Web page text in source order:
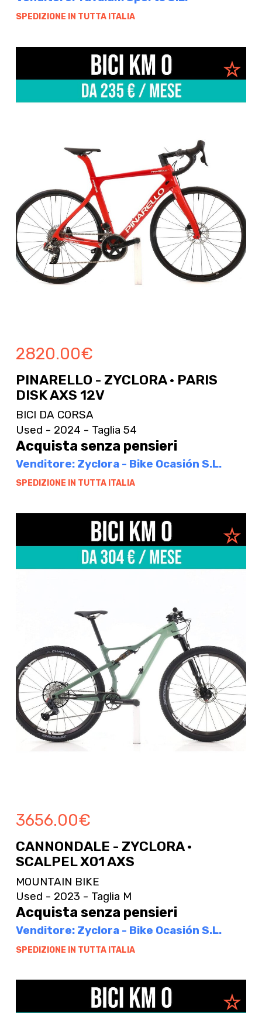
SPEDIZIONE IN TUTTA ITALIA
2820.00€
PINARELLO - ZYCLORA · PARIS
DISK AXS 12V
BICI DA CORSA
Used - 2024 - Taglia 54
Acquista senza pensieri
Venditore: Zyclora - Bike Ocasión S.L.
SPEDIZIONE IN TUTTA ITALIA
3656.00€
CANNONDALE - ZYCLORA ·
SCALPEL X01 AXS
MOUNTAIN BIKE
Used - 2023 - Taglia M
Acquista senza pensieri
Venditore: Zyclora - Bike Ocasión S.L.
SPEDIZIONE IN TUTTA ITALIA